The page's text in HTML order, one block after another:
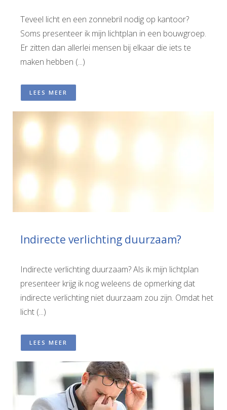
Teveel licht en een zonnebril nodig op kantoor?
Soms presenteer ik mijn lichtplan in een bouwgroep.
Er zitten dan allerlei mensen bij elkaar die iets te
maken hebben (...)
LEES MEER
Indirecte verlichting duurzaam?
Indirecte verlichting duurzaam? Als ik mijn lichtplan
presenteer krijg ik nog weleens de opmerking dat
indirecte verlichting niet duurzaam zou zijn. Omdat het
licht (...)
LEES MEER